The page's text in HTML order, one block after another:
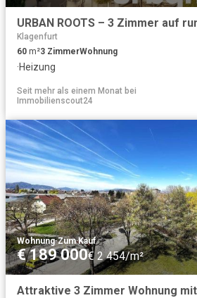
Klagenfurt
60 m²3 ZimmerWohnung
·Heizung
Seit mehr als einem Monat bei
Immobilienscout24
Wohnung·Zum Kauf
€ 189 000€ 2 454/m²